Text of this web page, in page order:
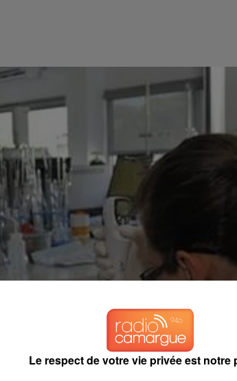
Le respect de votre vie privée est notre